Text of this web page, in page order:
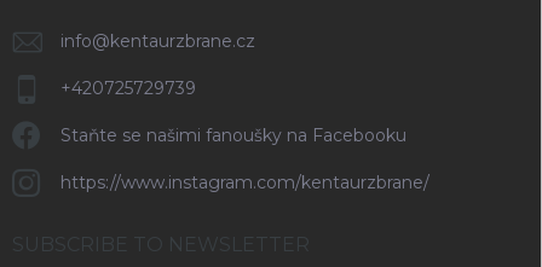
info@kentaurzbrane.cz
+420725729739
Staňte se našimi fanoušky na Facebooku
https://www.instagram.com/kentaurzbrane/
SUBSCRIBE TO NEWSLETTER